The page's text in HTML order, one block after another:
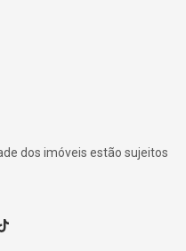
dos imóveis estão sujeitos